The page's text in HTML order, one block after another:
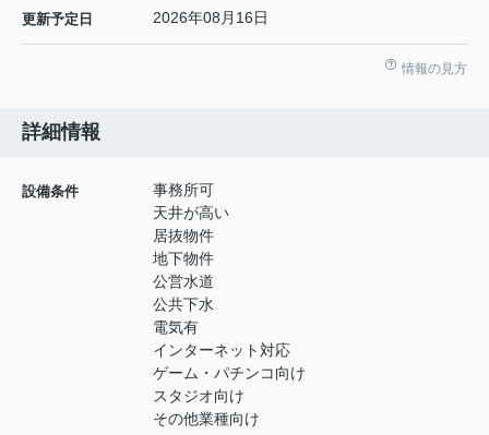
更新予定日 2026年08月16日
情報の見方
詳細情報
設備条件
事務所可
天井が高い
居抜物件
地下物件
公営水道
公共下水
電気有
インターネット対応
ゲーム・パチンコ向け
スタジオ向け
その他業種向け